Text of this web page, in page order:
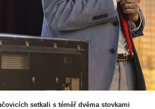
setkali s téměř dvěma stovkami